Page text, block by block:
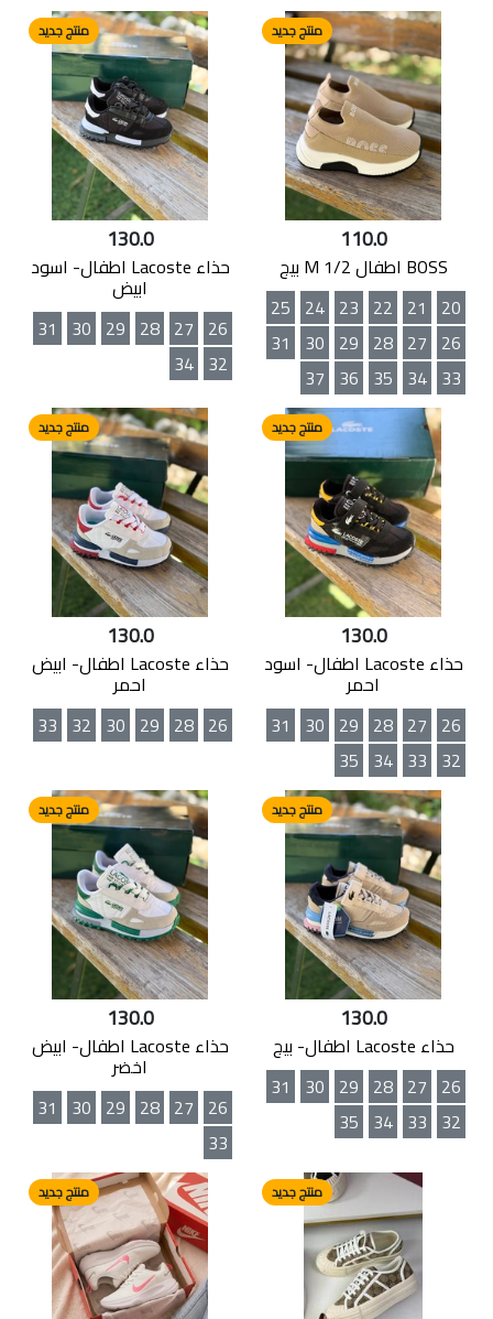
منتج جديد
110.0
BOSS اطفال M 1/2 بيج
20
21
22
23
24
25
26
27
28
29
30
31
33
34
35
36
37
منتج جديد
130.0
حذاء Lacoste اطفال- اسود
ابيض
26
27
28
29
30
31
32
34
منتج جديد
130.0
حذاء Lacoste اطفال- اسود
احمر
26
27
28
29
30
31
32
33
34
35
منتج جديد
130.0
حذاء Lacoste اطفال- ابيض
احمر
26
28
29
30
32
33
منتج جديد
130.0
حذاء Lacoste اطفال- بيج
26
27
28
29
30
31
32
33
34
35
منتج جديد
130.0
حذاء Lacoste اطفال- ابيض
اخضر
26
27
28
29
30
31
33
منتج جديد منتج جديد